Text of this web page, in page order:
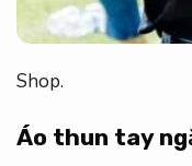
Shop.
Áo thun tay